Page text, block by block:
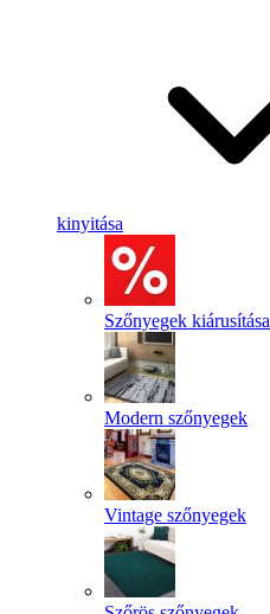
kinyitása
Szőnyegek kiárusítása
Modern szőnyegek
Vintage szőnyegek